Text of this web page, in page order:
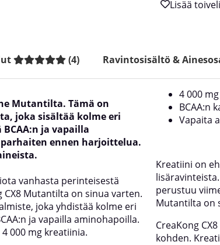
(4) Ravintosisältö &
Mutantilta. Tämä on
joka sisältää kolme eri
ja vapailla
ennen harjoittelua.
vanhasta perinteisestä
CX8 Mutantilta on sinua varten.
joka yhdistää kolme eri
ja vapailla aminohapoilla.
000 mg kreatiinia.
4 000
BCAA:n
Vapaita
Kreatiini on
perustuu
Mutantilta on
CreaKong
kohden.